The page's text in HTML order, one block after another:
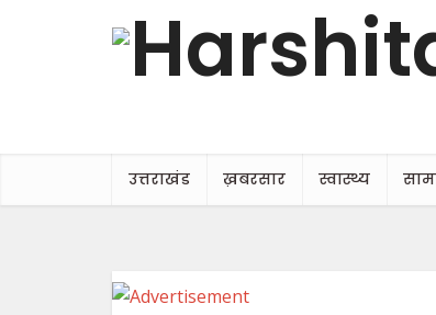
उत्तराखंड ख़बरसार स्वास्थ्य